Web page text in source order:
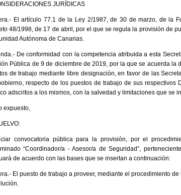
JURÍDICAS
El artículo 77.1 de la Ley 2/1987, de 30 de marzo, de la
48/1998, de 17 de abril, por el que se regula la provisión de
Autónoma de Canarias.
De conformidad con la competencia atribuida a esta
Pública de 9 de diciembre de 2019, por la que se acuerda
de trabajo mediante libre designación, en favor de las
respecto de los puestos de trabajo de sus
adscritos a los mismos, con la salvedad y limitaciones que se
expuesto,
convocatoria pública para la provisión, por el
“Coordinador/a - Asesor/a de Seguridad”,
de acuerdo con las bases que se insertan a continuación:
El puesto de trabajo a proveer, mediante el procedimiento